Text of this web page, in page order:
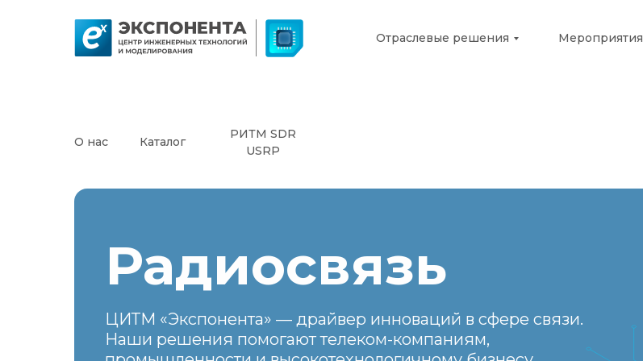
Отраслевые решения Мероприятия
РИТМ SDR
USRP
Каталог
О нас
ЦИТМ «Экспонента» — драйвер инноваций в сфере связи.
Наши решения помогают телеком-компаниям,
Радиосвязь